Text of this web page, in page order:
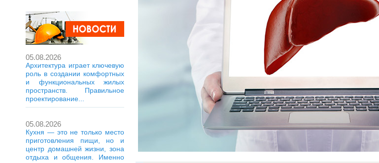
05.08.2026
Архитектура играет ключевую
роль в создании комфортных
и функциональных жилых
пространств. Правильное
проектирование...
05.08.2026
Кухня — это не только место
приготовления пищи, но и
центр домашней жизни, зона
отдыха и общения. Именно